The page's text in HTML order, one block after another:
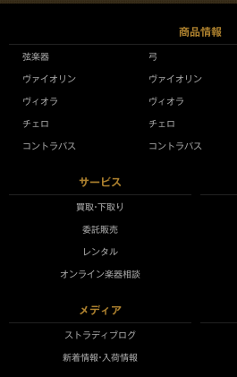
商品情報
弦楽器
ヴァイオリン
ヴィオラ
チェロ
コントラバス
弓
ヴァイオリン
ヴィオラ
チェロ
コントラバス
サービス
買取•下取り
委託販売
レンタル
オンライン楽器相談
メディア
ストラディブログ
新着情報•入荷情報